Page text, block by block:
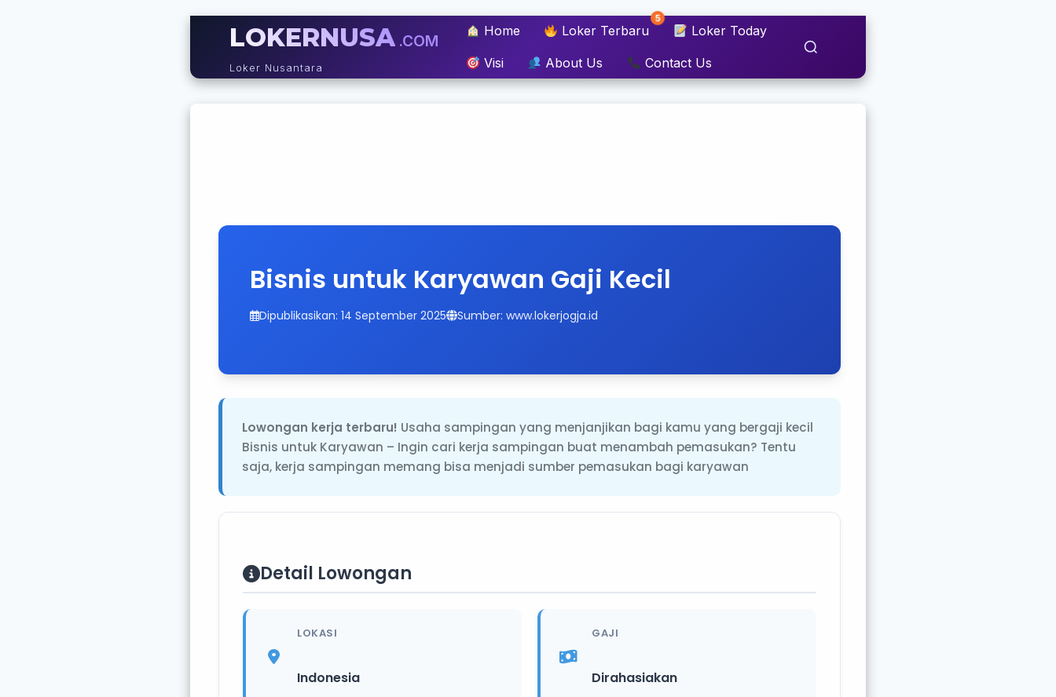
LOKERNUSA .COM
Loker Nusantara
Home Loker Terbaru
5
Loker Today
Visi About Us Contact Us
Bisnis untuk Karyawan Gaji Kecil
Dipublikasikan: 14 September 2025 Sumber: www.lokerjogja.id
Lowongan kerja terbaru! Usaha sampingan yang menjanjikan bagi kamu yang bergaji kecil
Bisnis untuk Karyawan – Ingin cari kerja sampingan buat menambah pemasukan? Tentu
saja, kerja sampingan memang bisa menjadi sumber pemasukan bagi karyawan
Detail Lowongan
LOKASI
Indonesia
GAJI
Dirahasiakan